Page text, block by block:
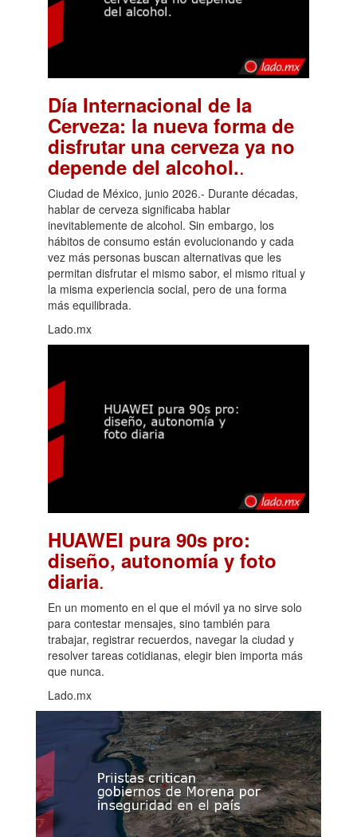
Día Internacional de la
Cerveza: la nueva forma de
disfrutar una cerveza ya no
depende del alcohol..
Ciudad de México, junio 2026.- Durante décadas,
hablar de cerveza significaba hablar
inevitablemente de alcohol. Sin embargo, los
hábitos de consumo están evolucionando y cada
vez más personas buscan alternativas que les
permitan disfrutar el mismo sabor, el mismo ritual y
la misma experiencia social, pero de una forma
más equilibrada.
Lado.mx
HUAWEI pura 90s pro:
diseño, autonomía y foto
diaria.
En un momento en el que el móvil ya no sirve solo
para contestar mensajes, sino también para
trabajar, registrar recuerdos, navegar la ciudad y
resolver tareas cotidianas, elegir bien importa más
que nunca.
Lado.mx